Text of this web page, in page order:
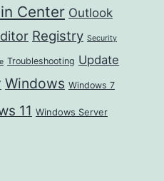
Center Outlook
Registry Security
Troubleshooting Update
Windows Windows 7
11 Windows Server